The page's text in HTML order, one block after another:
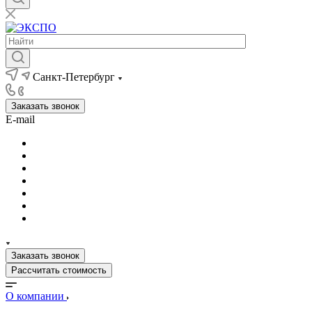
Санкт-Петербург
Заказать звонок
E-mail
Заказать звонок
Рассчитать стоимость
О компании